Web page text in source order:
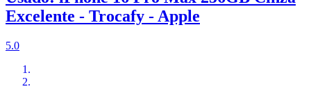
Excelente - Trocafy - Apple
5.0